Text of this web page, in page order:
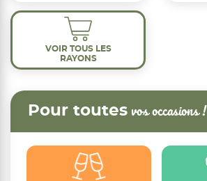
VOIR TOUS LES
RAYONS
Pour toutes vos occasions !